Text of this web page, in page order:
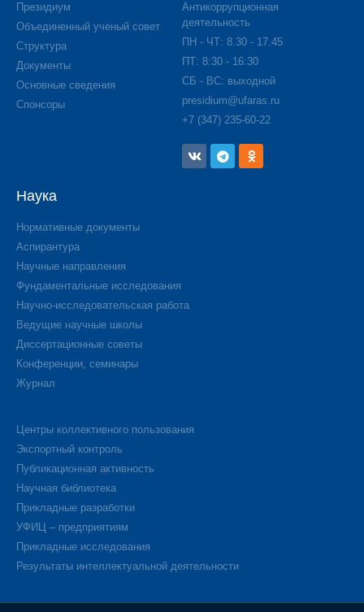
Президиум
Объединенный ученый совет
Структура
Документы
Основные сведения
Спонсоры
Антикоррупционная
деятельность
ПН - ЧТ: 8.30 - 17.45
ПТ: 8:30 - 16:30
СБ - ВС: выходной
presidium@ufaras.ru
+7 (347) 235-60-22
Наука
Нормативные документы
Аспирантура
Научные направления
Фундаментальные исследования
Научно-исследовательская работа
Ведущие научные школы
Диссертационные советы
Конференции, семинары
Журнал
Центры коллективного пользования
Экспортный контроль
Публикационная активность
Научная библиотека
Прикладные разработки
УФИЦ – предприятиям
Прикладные исследования
Результаты интеллектуальной деятельности